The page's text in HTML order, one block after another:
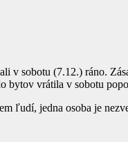
v sobotu (7.12.) ráno.
bytov vrátila v sobotu
ľudí, jedna osoba je